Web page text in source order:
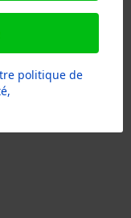
politique de